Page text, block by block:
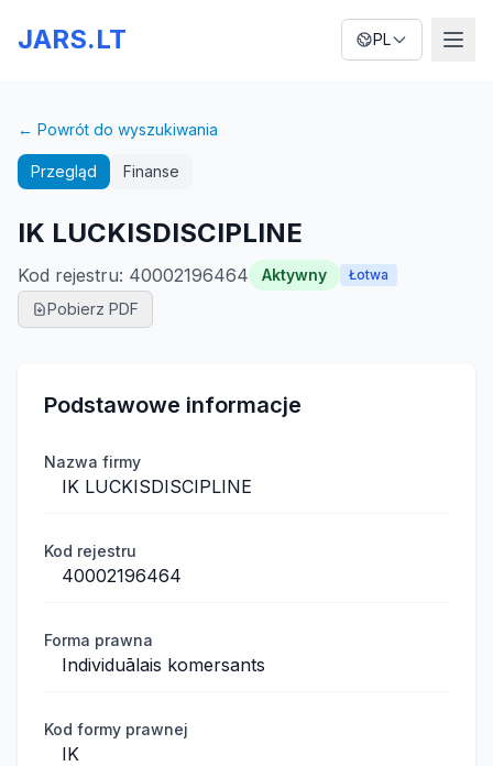
JARS.LT PL
← Powrót do wyszukiwania
Przegląd Finanse
IK LUCKISDISCIPLINE
Kod rejestru: 40002196464 Aktywny Łotwa
Pobierz PDF
Podstawowe informacje
Nazwa firmy
IK LUCKISDISCIPLINE
Kod rejestru
40002196464
Forma prawna
Individuālais komersants
Kod formy prawnej
IK